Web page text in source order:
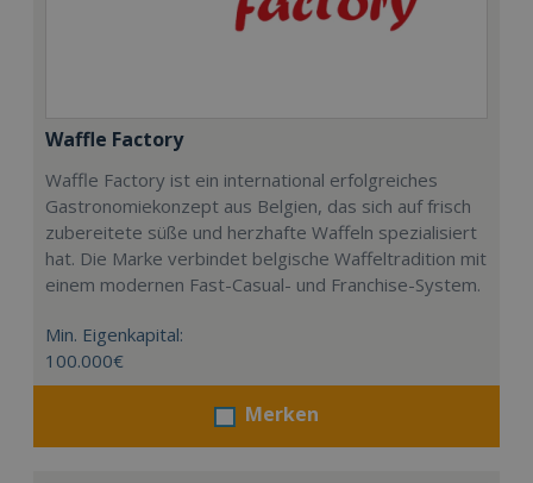
Waffle Factory
Waffle Factory ist ein international erfolgreiches
Gastronomiekonzept aus Belgien, das sich auf frisch
zubereitete süße und herzhafte Waffeln spezialisiert
hat. Die Marke verbindet belgische Waffeltradition mit
einem modernen Fast-Casual- und Franchise-System.
Min. Eigenkapital:
100.000€
Merken